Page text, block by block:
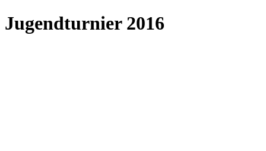
Jugendturnier 2016